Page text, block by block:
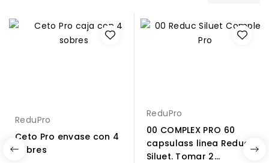
ReduPro
Ceto Pro envase con 4
sobres
ReduPro
00 COMPLEX PRO 60
capsulass linea Reduc
Siluet. Tomar 2...